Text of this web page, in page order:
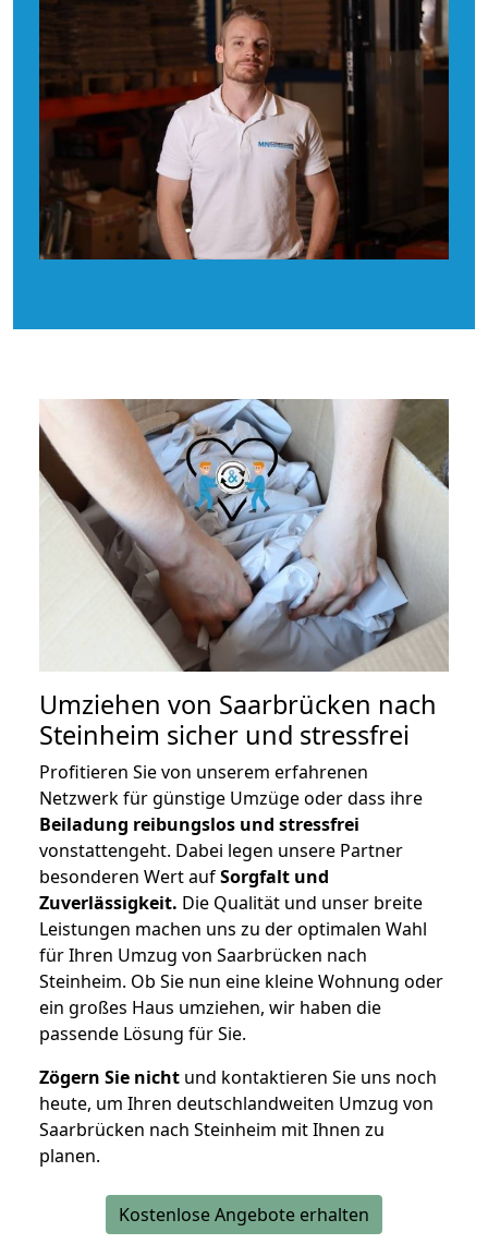
Umziehen von Saarbrücken nach
Steinheim sicher und stressfrei
Profitieren Sie von unserem erfahrenen
Netzwerk für günstige Umzüge oder dass ihre
Beiladung reibungslos und stressfrei
vonstattengeht. Dabei legen unsere Partner
besonderen Wert aufSorgfalt und
Zuverlässigkeit. Die Qualität und unser breite
Leistungen machen uns zu der optimalen Wahl
für Ihren Umzug von Saarbrücken nach
Steinheim. Ob Sie nun eine kleine Wohnung oder
ein großes Haus umziehen, wir haben die
passende Lösung für Sie.
Zögern Sie nicht und kontaktieren Sie uns noch
heute, um Ihren deutschlandweiten Umzug von
Saarbrücken nach Steinheim mit Ihnen zu
planen.
Kostenlose Angebote erhalten